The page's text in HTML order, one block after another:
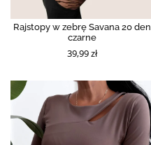
Rajstopy w zebrę Savana 20 den
czarne
39,99 zł